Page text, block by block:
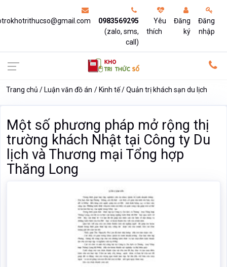
0983569295
(zalo, sms,
call)
Yêu
thích
Đăng
ký
Đăng
nhập
Trang chủ Luận văn đồ án Kinh tế Quản trị khách sạn du lịch
Một số phương pháp mở rộng thị
trường khách Nhật tại Công ty Du
lịch và Thương mại Tổng hợp
Thăng Long